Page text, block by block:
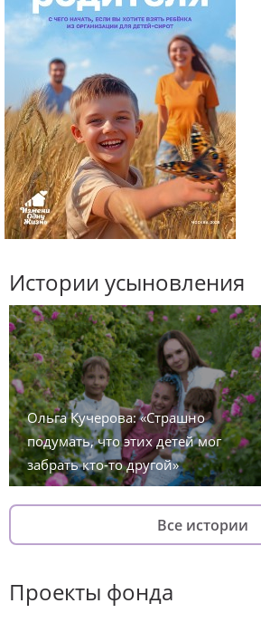
Истории усыновления
Ольга Кучерова: «Страшно
подумать, что этих детей мог
забрать кто-то другой»
Все истории
Проекты фонда